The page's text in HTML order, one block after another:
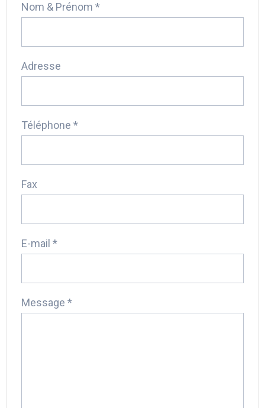
Nom & Prénom *
Adresse
Téléphone *
Fax
E-mail *
Message *